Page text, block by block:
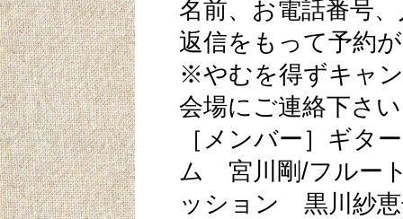
名前、お電話番号
返信をもって予約
※やむを得ずキャ
会場にご連絡下さ
［メンバー］ギ
ム 宮川剛/フルー
ッション 黒川紗